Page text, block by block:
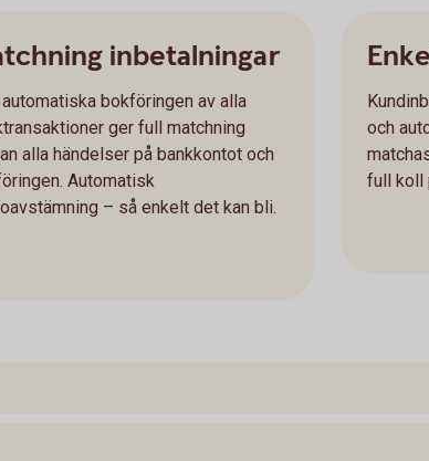
inbetalningar
automatiska bokföringen av alla
ger full matchning
alla händelser på bankkontot och
Automatisk
– så enkelt det kan bli.
och
full koll